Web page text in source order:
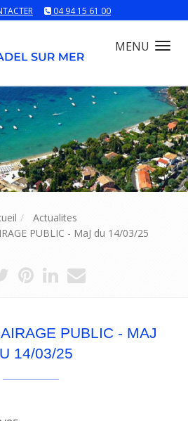
04 94 15 61 00
MENU
Actualites
PUBLIC - MaJ du 14/03/25
PUBLIC - MAJ
14/03/25